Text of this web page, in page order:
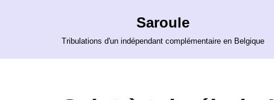
Saroule
Tribulations d'un indépendant complémentaire en Belgique